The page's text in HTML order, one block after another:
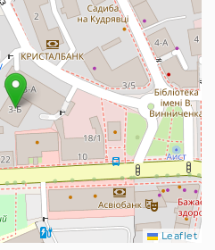
Leaflet